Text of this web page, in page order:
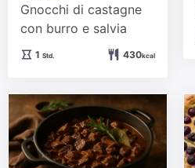
Gnocchi di castagne
con burro e salvia
1Stunde
Std. 430kcal